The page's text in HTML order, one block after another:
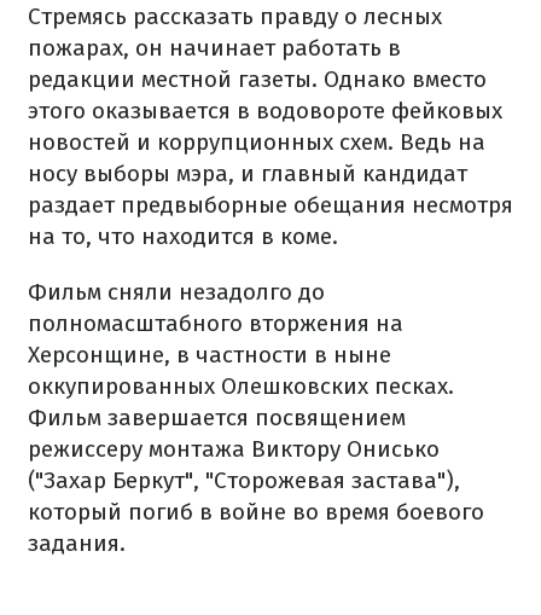
Стремясь рассказать правду о лесных
пожарах, он начинает работать в
редакции местной газеты. Однако вместо
этого оказывается в водовороте фейковых
новостей и коррупционных схем. Ведь на
носу выборы мэра, и главный кандидат
раздает предвыборные обещания несмотря
на то, что находится в коме.
Фильм сняли незадолго до
полномасштабного вторжения на
Херсонщине, в частности в ныне
оккупированных Олешковских песках.
Фильм завершается посвящением
режиссеру монтажа Виктору Онисько
("Захар Беркут", "Сторожевая застава"),
который погиб в войне во время боевого
задания.